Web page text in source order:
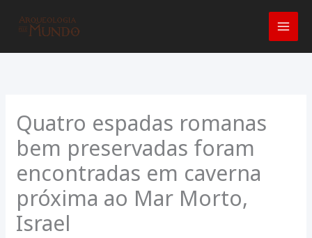
para
Quatro espadas romanas
bem preservadas foram
encontradas em caverna
próxima ao Mar Morto,
Israel